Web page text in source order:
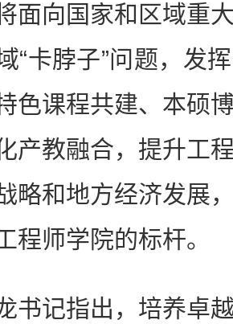
面向国家和区域重
“卡脖子”问题，发
色课程共建、本硕
产教融合，提升工
略和地方经济发展
程师学院的标杆。
记指出，培养卓越